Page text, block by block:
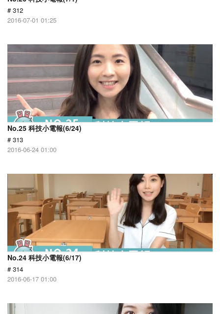
# 312
2016-07-01 01:25
No.25 科技小電報(6/24)
# 313
2016-06-24 01:00
No.24 科技小電報(6/17)
# 314
2016-06-17 01:00